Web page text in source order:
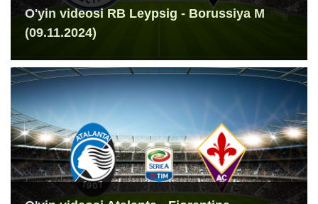
O'yin videosi RB Leypsig - Borussiya M
(09.11.2024)